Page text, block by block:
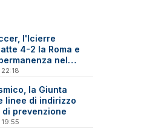
l'Icierre
4-2 la Roma e
nel
nazionale
la Giunta
linee di indirizzo
di prevenzione